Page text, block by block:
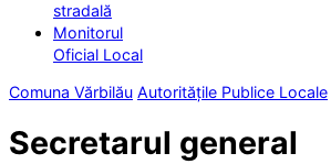
stradală
Monitorul
Oficial Local
Comuna Vărbilău Autoritățile Publice Locale
Secretarul general